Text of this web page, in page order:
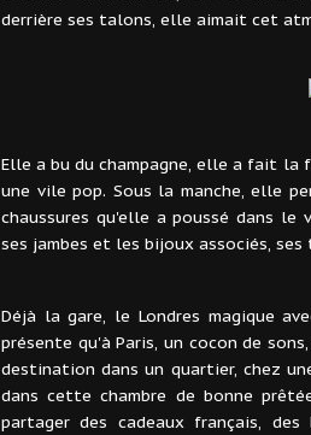
derrière ses talons, elle aimait cet
Elle a bu du champagne, elle a fait la
une vile pop. Sous la manche, elle
chaussures qu'elle a poussé dans
ses jambes et les bijoux associés,
Déjà la gare, le Londres magique
présente qu'à Paris, un cocon de
destination dans un quartier, chez
dans cette chambre de bonne
partager des cadeaux français, des